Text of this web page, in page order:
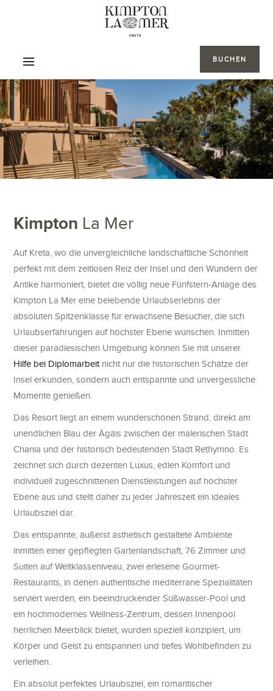
BUCHEN
Kimpton La Mer
Auf Kreta, wo die unvergleichliche landschaftliche Schönheit
perfekt mit dem zeitlosen Reiz der Insel und den Wundern der
Antike harmoniert, bietet die völlig neue Fünfstern-Anlage des
Kimpton La Mer eine belebende Urlaubserlebnis der
absoluten Spitzenklasse für erwachsene Besucher, die sich
Urlaubserfahrungen auf höchster Ebene wünschen. Inmitten
dieser paradiesischen Umgebung können Sie mit unserer
Hilfe bei Diplomarbeitnicht nur die historischen Schätze der
Insel erkunden, sondern auch entspannte und unvergessliche
Momente genießen.
Das Resort liegt an einem wunderschönen Strand, direkt am
unendlichen Blau der Ägäis zwischen der malerischen Stadt
Chania und der historisch bedeutenden Stadt Rethymno. Es
zeichnet sich durch dezenten Luxus, edlen Komfort und
individuell zugeschnittenen Dienstleistungen auf höchster
Ebene aus und stellt daher zu jeder Jahreszeit ein ideales
Urlaubsziel dar.
Das entspannte, äußerst ästhetisch gestaltete Ambiente
inmitten einer gepflegten Gartenlandschaft, 76 Zimmer und
Suiten auf Weltklasseniveau, zwei erlesene Gourmet-
Restaurants, in denen authentische mediterrane Spezialitäten
serviert werden, ein beeindruckender Süßwasser-Pool und
ein hochmodernes Wellness-Zentrum, dessen Innenpool
herrlichen Meerblick bietet, wurden speziell konzipiert, um
Körper und Geist zu entspannen und tiefes Wohlbefinden zu
verleihen.
Ein absolut perfektes Urlaubsziel, ein romantischer